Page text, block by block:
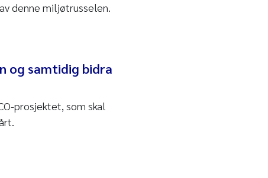
denne miljøtrusselen.
og samtidig bidra
prosjektet, som skal